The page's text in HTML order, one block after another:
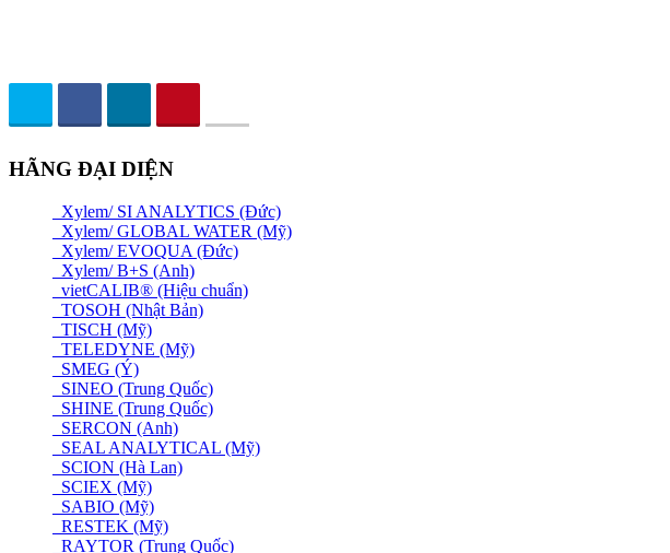
HÃNG ĐẠI DIỆN
Xylem/ SI ANALYTICS (Đức)
Xylem/ GLOBAL WATER (Mỹ)
Xylem/ EVOQUA (Đức)
Xylem/ B+S (Anh)
vietCALIB® (Hiệu chuẩn)
TOSOH (Nhật Bản)
TISCH (Mỹ)
TELEDYNE (Mỹ)
SMEG (Ý)
SINEO (Trung Quốc)
SHINE (Trung Quốc)
SERCON (Anh)
SEAL ANALYTICAL (Mỹ)
SCION (Hà Lan)
SCIEX (Mỹ)
SABIO (Mỹ)
RESTEK (Mỹ)
RAYTOR (Trung Quốc)